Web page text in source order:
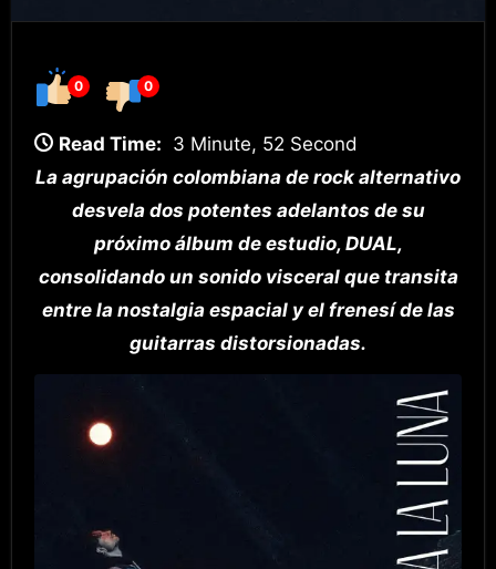
0 0
Read Time: 3 Minute, 52 Second
La agrupación colombiana de rock alternativo
desvela dos potentes adelantos de su
próximo álbum de estudio, DUAL,
consolidando un sonido visceral que transita
entre la nostalgia espacial y el frenesí de las
guitarras distorsionadas.